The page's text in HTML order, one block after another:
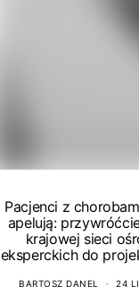
Pacjenci z
apelują:
krajowej sieci
eksperckich do
BARTOSZ DANEL 24